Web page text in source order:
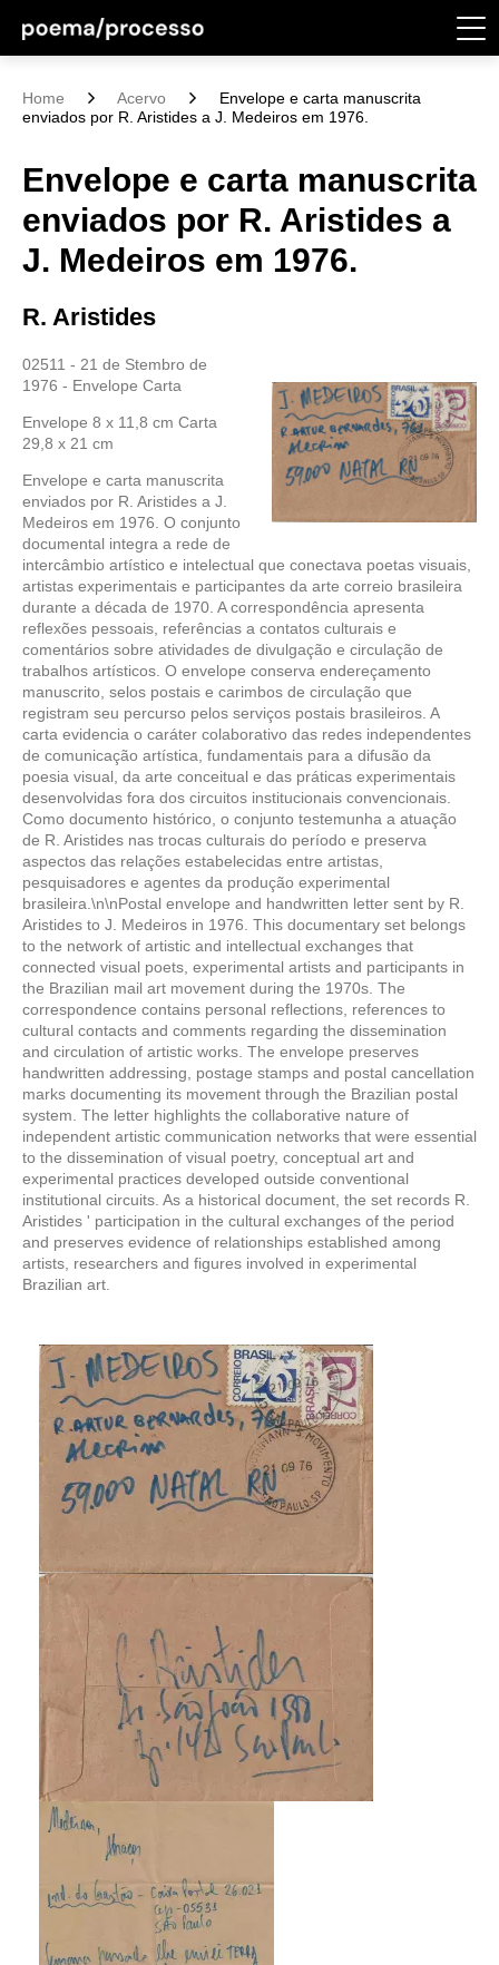
Home Acervo
Envelope e carta manuscrita
enviados por R. Aristides a J. Medeiros em 1976.
Envelope e carta manuscrita
enviados por R. Aristides a
J. Medeiros em 1976.
R. Aristides
02511 - 21 de Stembro de
1976 - Envelope Carta
Envelope 8 x 11,8 cm Carta
29,8 x 21 cm
Envelope e carta manuscrita
enviados por R. Aristides a J.
Medeiros em 1976. O conjunto
documental integra a rede de
intercâmbio artístico e intelectual que conectava poetas visuais,
artistas experimentais e participantes da arte correio brasileira
durante a década de 1970. A correspondência apresenta
reflexões pessoais, referências a contatos culturais e
comentários sobre atividades de divulgação e circulação de
trabalhos artísticos. O envelope conserva endereçamento
manuscrito, selos postais e carimbos de circulação que
registram seu percurso pelos serviços postais brasileiros. A
carta evidencia o caráter colaborativo das redes independentes
de comunicação artística, fundamentais para a difusão da
poesia visual, da arte conceitual e das práticas experimentais
desenvolvidas fora dos circuitos institucionais convencionais.
Como documento histórico, o conjunto testemunha a atuação
de R. Aristides nas trocas culturais do período e preserva
aspectos das relações estabelecidas entre artistas,
pesquisadores e agentes da produção experimental
brasileira.\n\nPostal envelope and handwritten letter sent by R.
Aristides to J. Medeiros in 1976. This documentary set belongs
to the network of artistic and intellectual exchanges that
connected visual poets, experimental artists and participants in
the Brazilian mail art movement during the 1970s. The
correspondence contains personal reflections, references to
cultural contacts and comments regarding the dissemination
and circulation of artistic works. The envelope preserves
handwritten addressing, postage stamps and postal cancellation
marks documenting its movement through the Brazilian postal
system. The letter highlights the collaborative nature of
independent artistic communication networks that were essential
to the dissemination of visual poetry, conceptual art and
experimental practices developed outside conventional
institutional circuits. As a historical document, the set records R.
Aristides ' participation in the cultural exchanges of the period
and preserves evidence of relationships established among
artists, researchers and figures involved in experimental
Brazilian art.